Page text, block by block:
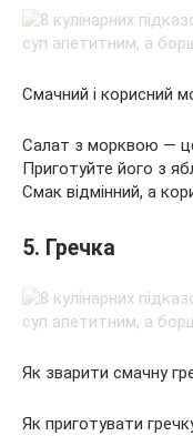
Смачний і корисний
Салат з морквою —
Приготуйте його з
Смак відмінний, а
5. Гречка
Як зварити смачну
Як приготувати